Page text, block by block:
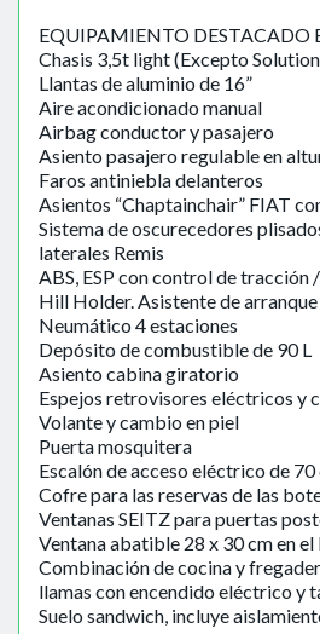
EQUIPAMIENTO DESTACADO
Chasis 3,5t light (Excepto
Llantas de aluminio de 16”
Aire acondicionado manual
Airbag conductor y pasajero
Asiento pasajero regulable en
Faros antiniebla delanteros
Asientos “Chaptainchair” FIAT
Sistema de oscurecedores
laterales Remis
ABS, ESP con control de tracción
Hill Holder. Asistente de
Neumático 4 estaciones
Depósito de combustible de 90 L
Asiento cabina giratorio
Espejos retrovisores eléctricos y
Volante y cambio en piel
Puerta mosquitera
Escalón de acceso eléctrico de 70
Cofre para las reservas de las
Ventanas SEITZ para puertas
Ventana abatible 28 x 30 cm en el
Combinación de cocina y
llamas con encendido eléctrico y
Suelo sandwich, incluye